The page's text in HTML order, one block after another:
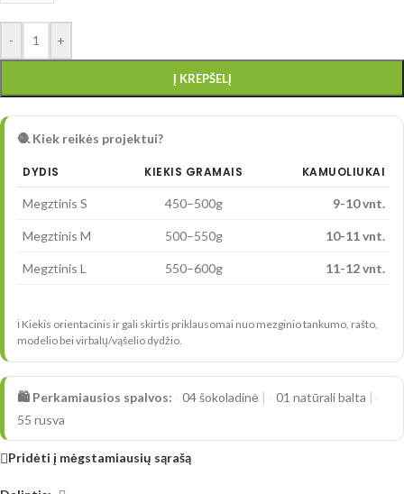
- +
Į KREPŠELĮ
🧶 Kiek reikės projektui?
DYDIS KIEKIS GRAMAIS KAMUOLIUKAI
Megztinis S 450–500g 9-10 vnt.
Megztinis M 500–550g 10-11 vnt.
Megztinis L 550–600g 11-12 vnt.
ℹ️ Kiekis orientacinis ir gali skirtis priklausomai nuo mezginio tankumo, rašto,
modelio bei virbalų/vąšelio dydžio.
🛍️ Perkamiausios spalvos: 04 šokoladinė | 01 natūrali balta |
55 rusva
Pridėti į mėgstamiausių sąrašą